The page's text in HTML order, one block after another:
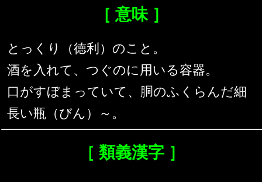
［ 意味 ］
とっくり（徳利）のこと。
酒を入れて、つぐのに用いる容器。
口がすぼまっていて、胴のふくらんだ細
長い瓶（びん）～。
［ 類義漢字 ］